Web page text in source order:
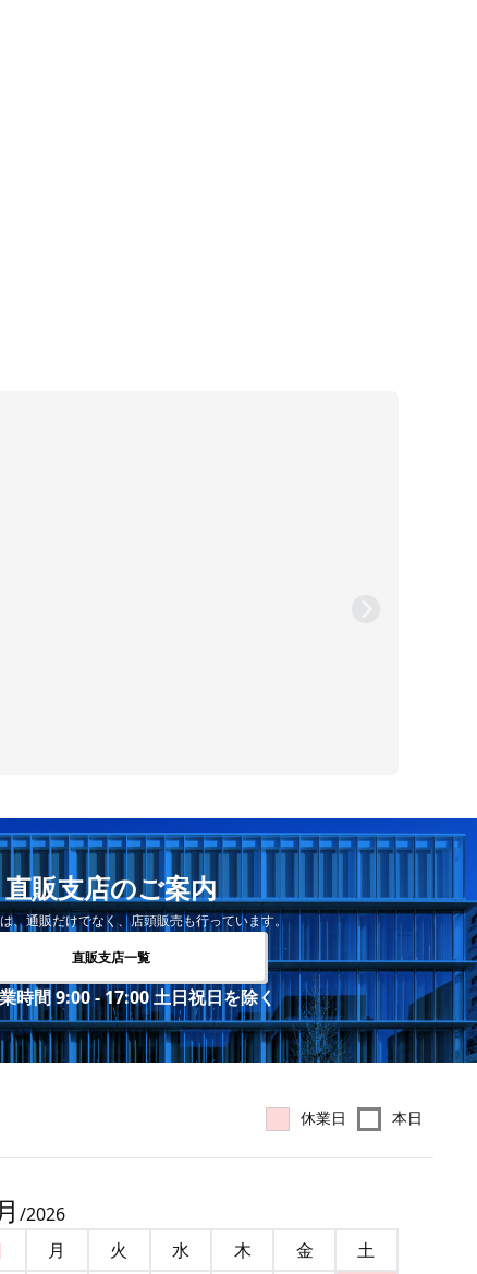
直販支店のご案内
、通販だけでなく、店頭販売も行っています。
直販支店一覧
時間 9:00 - 17:00 土日祝日を除く
休業日 本日
/2026
月 火 水 木 金
土